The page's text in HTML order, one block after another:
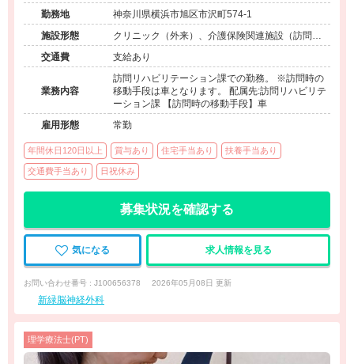
勤務地
神奈川県横浜市旭区市沢町574-1
施設形態
クリニック（外来）、介護保険関連施設（訪問看
護・リハ）
交通費 支給あり
業務内容
訪問リハビリテーション課での勤務。 ※訪問時の
移動手段は車となります。 配属先:訪問リハビリテ
ーション課 【訪問時の移動手段】車
雇用形態
常勤
年間休日120日以上 賞与あり 住宅手当あり 扶養手当あり
交通費手当あり 日祝休み
募集状況を確認する
気になる 求人情報を見る
お問い合わせ番号 : J100656378 2026年05月08日 更新
新緑脳神経外科
理学療法士(PT)